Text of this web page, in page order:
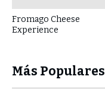
Fromago Cheese
Experience
Más Populares